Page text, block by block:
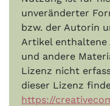
unveränderter
bzw. der Autorin
Artikel enthaltene
und andere
Lizenz nicht
dieser Lizenz
https://